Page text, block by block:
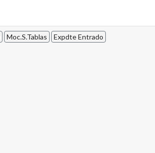
Moc.S.Tablas Expdte Entrado